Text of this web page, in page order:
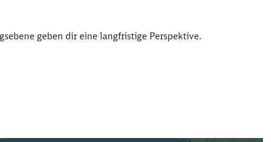
geben dir eine langfristige Perspektive.